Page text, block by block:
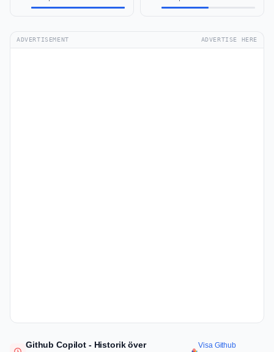
ADVERTISEMENT ADVERTISE HERE
Github Copilot - Historik över
Visa Github